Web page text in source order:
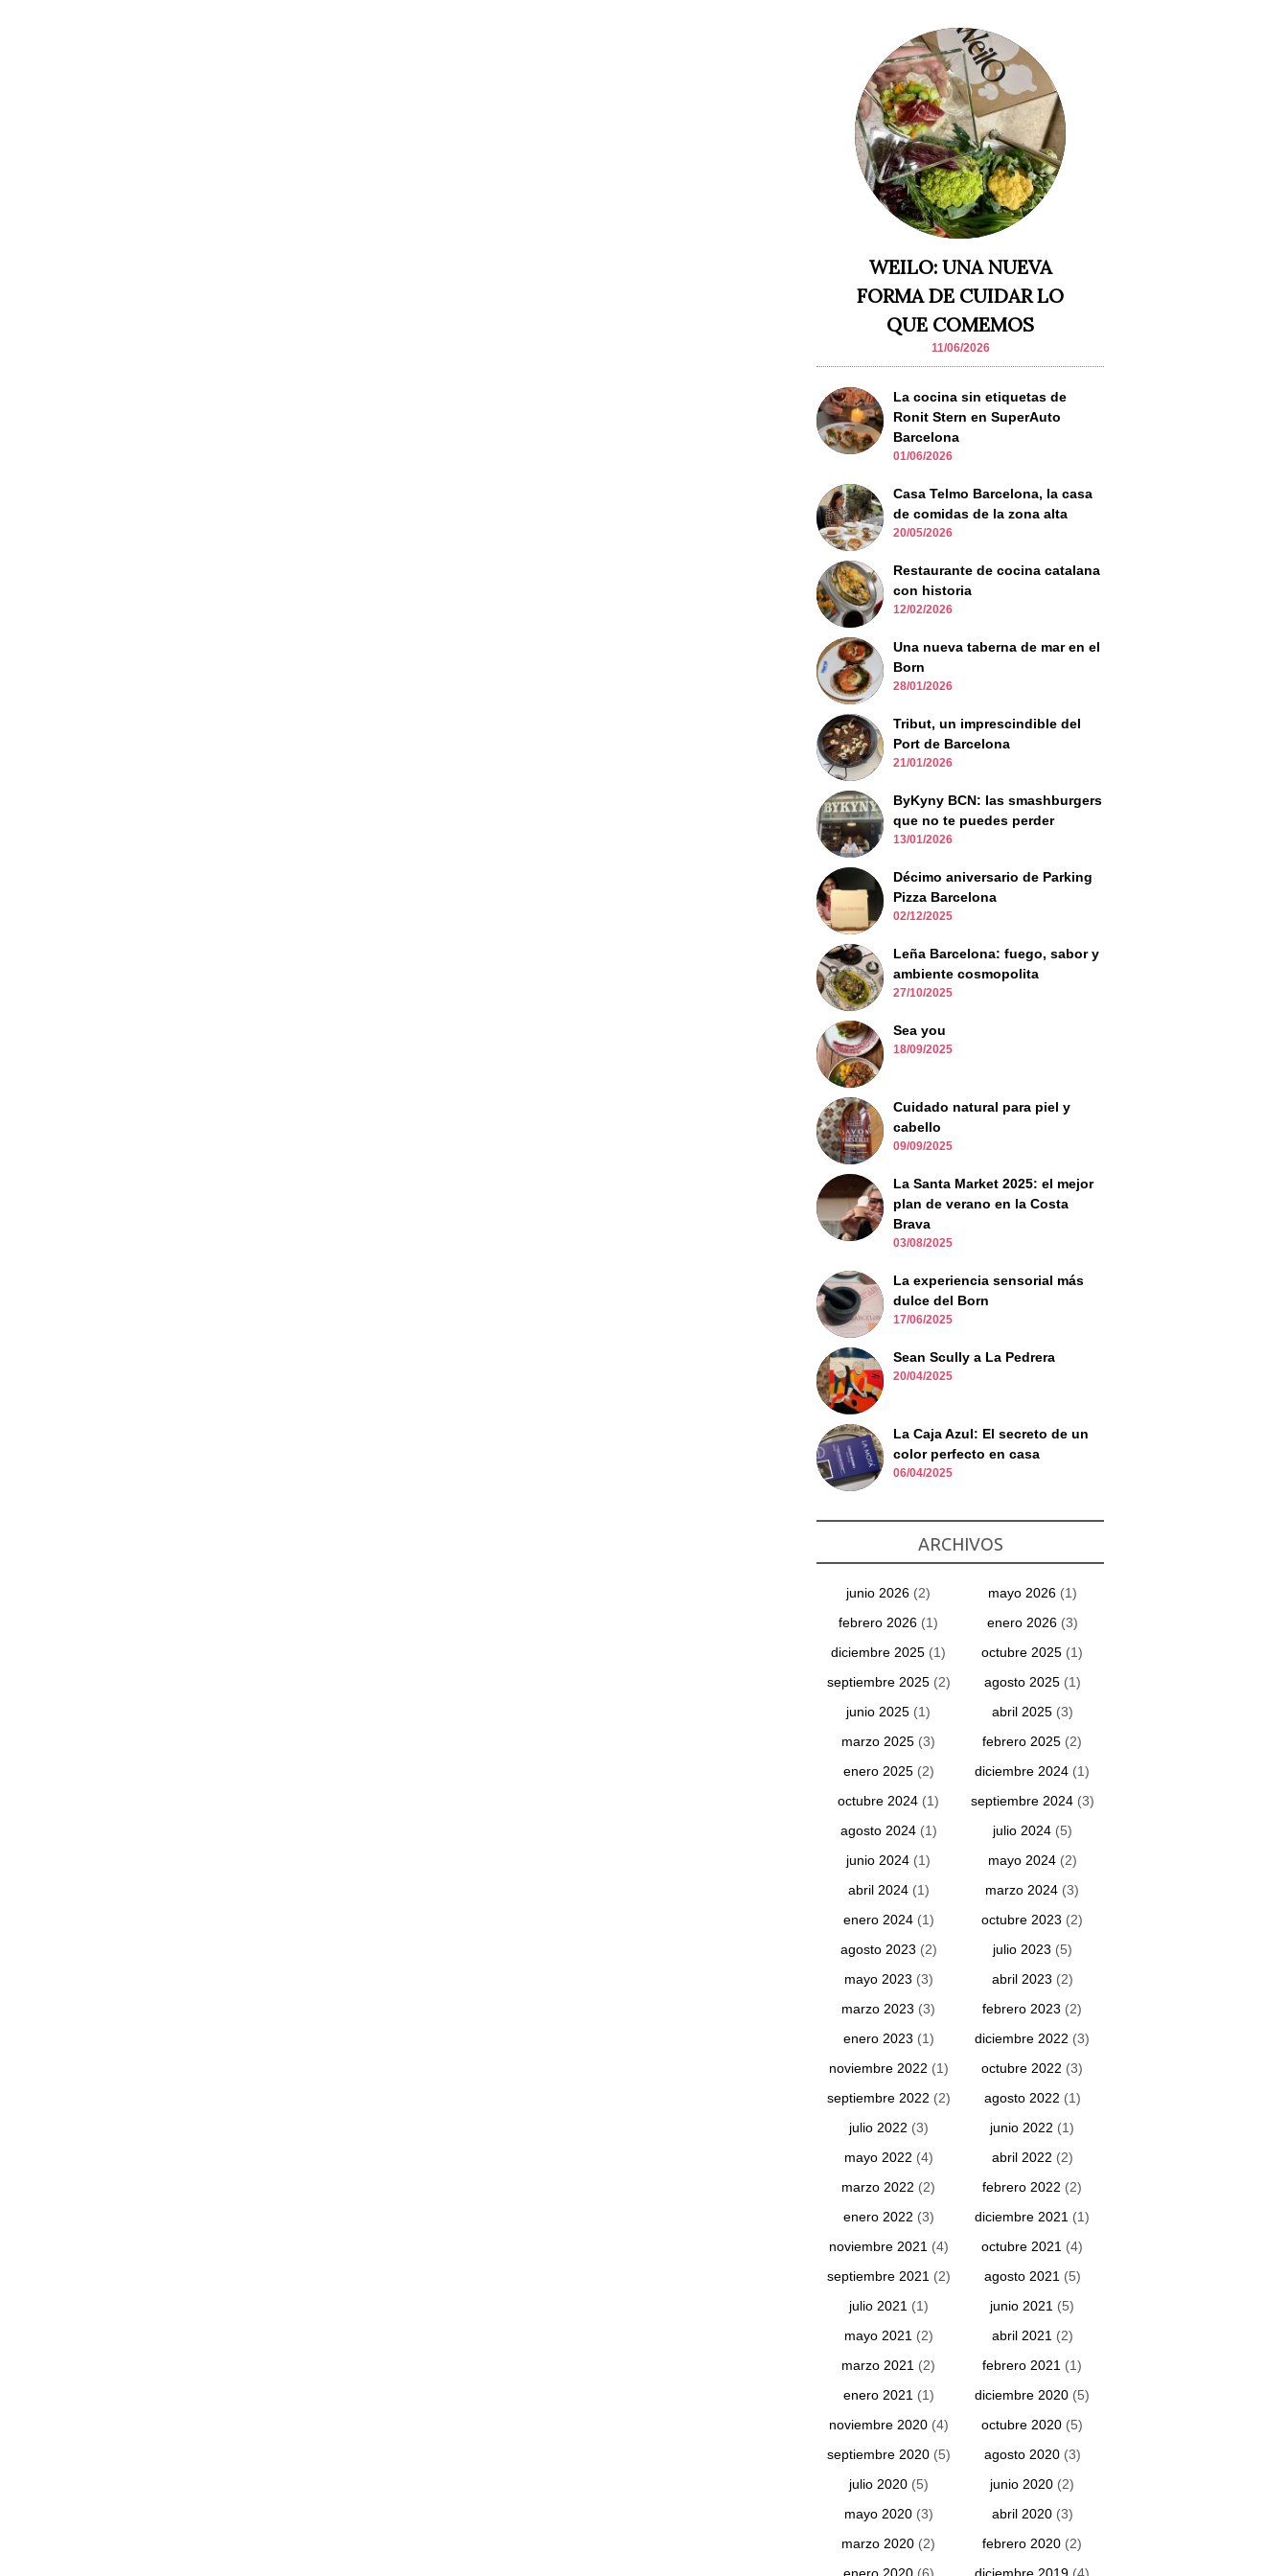
WEILO: UNA NUEVA
FORMA DE CUIDAR LO
QUE COMEMOS
11/06/2026
La cocina sin etiquetas de
Ronit Stern en SuperAuto
Barcelona
01/06/2026
Casa Telmo Barcelona, la casa
de comidas de la zona alta
20/05/2026
Restaurante de cocina catalana
con historia
12/02/2026
Una nueva taberna de mar en el
Born
28/01/2026
Tribut, un imprescindible del
Port de Barcelona
21/01/2026
ByKyny BCN: las smashburgers
que no te puedes perder
13/01/2026
Décimo aniversario de Parking
Pizza Barcelona
02/12/2025
Leña Barcelona: fuego, sabor y
ambiente cosmopolita
27/10/2025
Sea you
18/09/2025
Cuidado natural para piel y
cabello
09/09/2025
La Santa Market 2025: el mejor
plan de verano en la Costa
Brava
03/08/2025
La experiencia sensorial más
dulce del Born
17/06/2025
Sean Scully a La Pedrera
20/04/2025
La Caja Azul: El secreto de un
color perfecto en casa
06/04/2025
ARCHIVOS
junio 2026 (2) mayo 2026(1)
febrero 2026 (1) enero 2026(3)
diciembre 2025 (1) octubre 2025 (1)
septiembre 2025(2) agosto 2025(1)
junio 2025 (1) abril 2025(3)
marzo 2025 (3) febrero 2025 (2)
enero 2025(2) diciembre 2024 (1)
octubre 2024 (1) septiembre 2024(3)
agosto 2024(1) julio 2024(5)
junio 2024 (1) mayo 2024(2)
abril 2024(1) marzo 2024 (3)
enero 2024(1) octubre 2023 (2)
agosto 2023 (2) julio 2023 (5)
mayo 2023 (3) abril 2023 (2)
marzo 2023 (3) febrero 2023 (2)
enero 2023 (1) diciembre 2022 (3)
noviembre 2022 (1) octubre 2022 (3)
septiembre 2022 (2) agosto 2022 (1)
julio 2022 (3) junio 2022 (1)
mayo 2022 (4) abril 2022 (2)
marzo 2022 (2) febrero 2022 (2)
enero 2022 (3) diciembre 2021 (1)
noviembre 2021 (4) octubre 2021 (4)
septiembre 2021 (2) agosto 2021 (5)
julio 2021 (1) junio 2021 (5)
mayo 2021 (2) abril 2021 (2)
marzo 2021 (2) febrero 2021 (1)
enero 2021 (1) diciembre 2020 (5)
noviembre 2020(4) octubre 2020 (5)
septiembre 2020(5) agosto 2020(3)
julio 2020(5) junio 2020 (2)
mayo 2020(3) abril 2020(3)
marzo 2020 (2) febrero 2020 (2)